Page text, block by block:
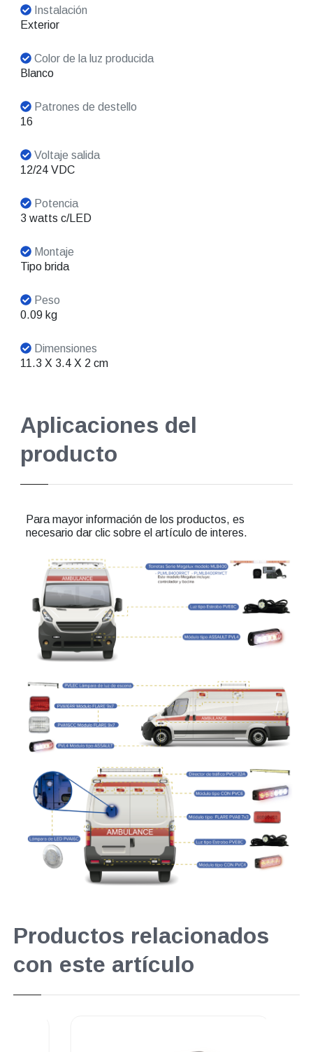
Instalación
Exterior
Color de la luz producida
Blanco
Patrones de destello
16
Voltaje salida
12/24 VDC
Potencia
3 watts c/LED
Montaje
Tipo brida
Peso
0.09 kg
Dimensiones
11.3 X 3.4 X 2 cm
Aplicaciones del
producto
Para mayor información de los productos, es
necesario dar clic sobre el artículo de interes.
Productos relacionados
con este artículo